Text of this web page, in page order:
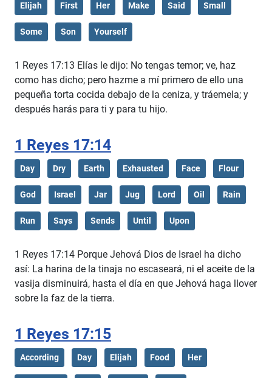
Elijah First Her Make Said Small
Some Son Yourself
1 Reyes 17:13 Elías le dijo: No tengas temor; ve, haz
como has dicho; pero hazme a mí primero de ello una
pequeña torta cocida debajo de la ceniza, y tráemela; y
después harás para ti y para tu hijo.
1 Reyes 17:14
Day Dry Earth Exhausted Face Flour
God Israel Jar Jug Lord Oil Rain
Run Says Sends Until Upon
1 Reyes 17:14 Porque Jehová Dios de Israel ha dicho
así: La harina de la tinaja no escaseará, ni el aceite de la
vasija disminuirá, hasta el día en que Jehová haga llover
sobre la faz de la tierra.
1 Reyes 17:15
According Day Elijah Food Her